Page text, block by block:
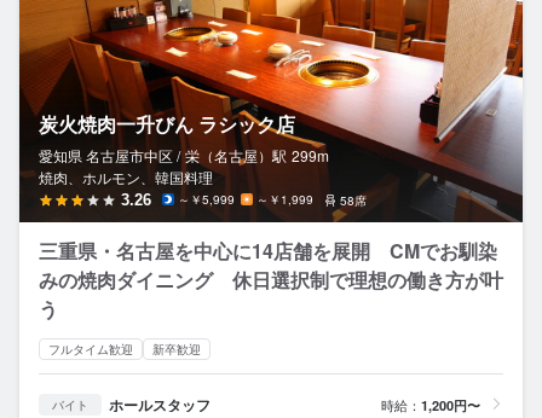
炭火焼肉一升びん ラシック店
愛知県 名古屋市中区 / 栄（名古屋） 駅 299m
焼肉、ホルモン、韓国料理
3.26 ～￥5,999 ～￥1,999 58席
三重県・名古屋を中心に14店舗を展開 CMでお馴染
みの焼肉ダイニング 休日選択制で理想の働き方が叶
う
フルタイム歓迎 新卒歓迎
バイト ホールスタッフ 時給： 1,200円〜